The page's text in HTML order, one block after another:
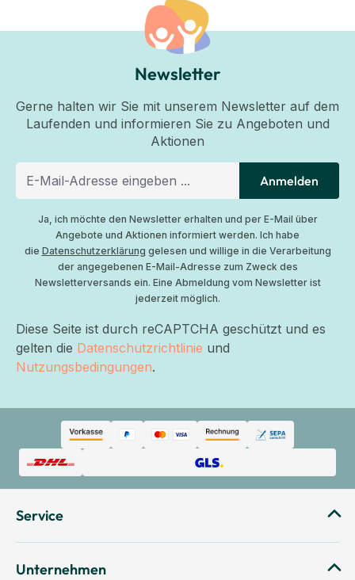
Newsletter
Gerne halten wir Sie mit unserem Newsletter auf dem
Laufenden und informieren Sie zu Angeboten und
Aktionen
Anmelden
Ja, ich möchte den Newsletter erhalten und per E-Mail über
Angebote und Aktionen informiert werden. Ich habe
die Datenschutzerklärung gelesen und willige in die Verarbeitung
der angegebenen E-Mail-Adresse zum Zweck des
Newsletterversands ein. Eine Abmeldung vom Newsletter ist
jederzeit möglich.
Diese Seite ist durch reCAPTCHA geschützt und es
gelten die Datenschutzrichtlinie und
Nutzungsbedingungen.
Service
Unternehmen